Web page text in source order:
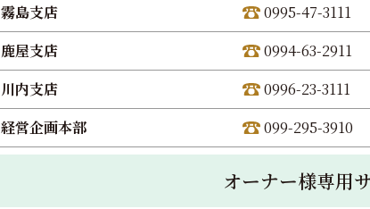
霧島支店 0995-47-3111
鹿屋支店 0994-63-2911
川内支店 0996-23-3111
経営企画本部 099-295-3910
オーナー様専用